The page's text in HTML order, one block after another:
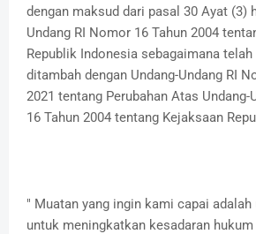
dengan maksud dari pasal 30 Ayat (3)
Undang RI Nomor 16 Tahun 2004
Republik Indonesia sebagaimana telah
ditambah dengan Undang-Undang RI
2021 tentang Perubahan Atas Undang-
16 Tahun 2004 tentang Kejaksaan
" Muatan yang ingin kami capai adalah
untuk meningkatkan kesadaran